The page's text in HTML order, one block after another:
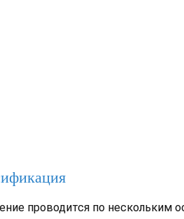
проводится по нескольким